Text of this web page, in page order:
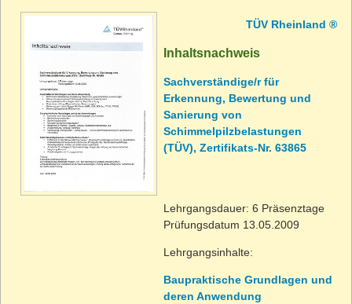
TÜV Rheinland ®
Inhaltsnachweis
Sachverständige/r für
Erkennung, Bewertung und
Sanierung von
Schimmelpilzbelastungen
(TÜV), Zertifikats-Nr. 63865
Lehrgangsdauer: 6 Präsenztage
Prüfungsdatum 13.05.2009
Lehrgangsinhalte:
Baupraktische Grundlagen und
deren Anwendung